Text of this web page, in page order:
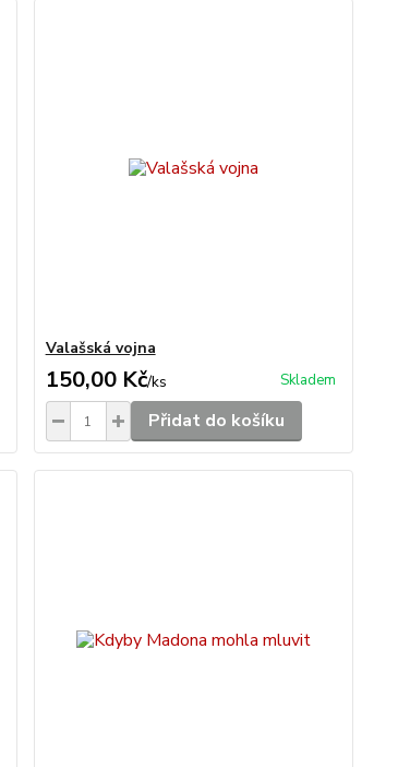
Valašská vojna
150,00 Kč/ks Skladem
Přidat do košíku